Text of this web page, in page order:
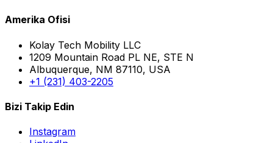
Amerika Ofisi
Kolay Tech Mobility LLC
1209 Mountain Road PL NE, STE N
Albuquerque, NM 87110, USA
+1 (231) 403-2205
Bizi Takip Edin
Instagram